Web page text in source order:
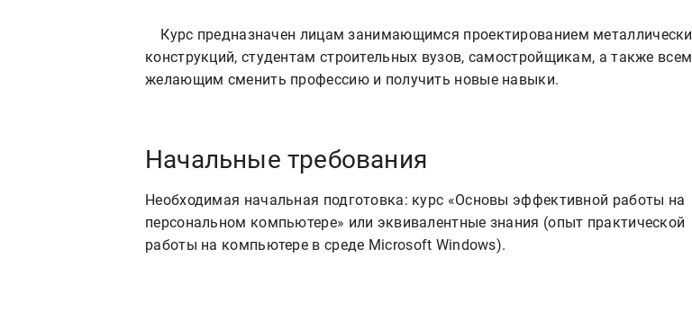
конструкций, студентам строительных вузов, самостройщикам, а также всем
Начальные требования
Необходимая начальная подготовка: курс «Основы эффективной работы на
персональном компьютере» или эквивалентные знания (опыт практической
работы на компьютере в среде Microsoft Windows).